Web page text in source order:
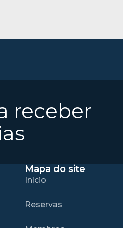
receber
Mapa do site
Início
Reservas